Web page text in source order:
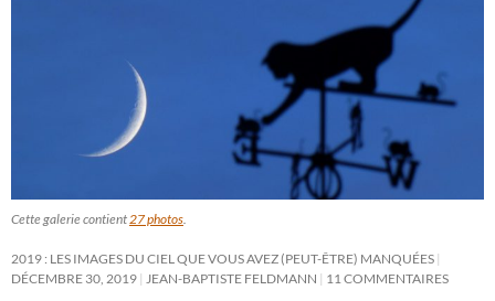
Cette galerie contient27 photos.
2019 : LES IMAGES DU CIEL QUE VOUS AVEZ (PEUT-ÊTRE) MANQUÉES
DÉCEMBRE 30, 2019 JEAN-BAPTISTE FELDMANN 11 COMMENTAIRES